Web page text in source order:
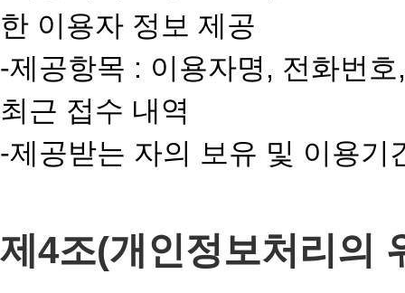
한 이용자 정보 제공
-제공항목 : 이용자명, 전화번
최근 접수 내역
-제공받는 자의 보유 및 이용
제4조(개인정보처리의